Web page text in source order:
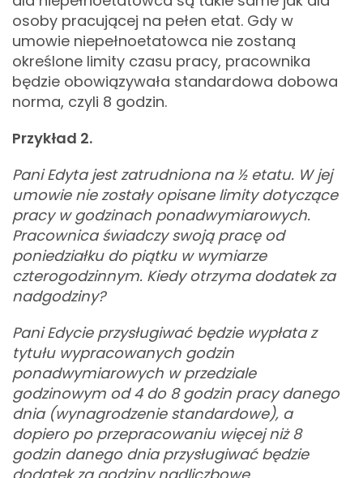
osoby pracującej na pełen etat. Gdy w
umowie niepełnoetatowca nie zostaną
określone limity czasu pracy, pracownika
będzie obowiązywała standardowa dobowa
norma, czyli 8 godzin.
Przykład 2.
Pani Edyta jest zatrudniona na ½ etatu. W jej
umowie nie zostały opisane limity dotyczące
pracy w godzinach ponadwymiarowych.
Pracownica świadczy swoją pracę od
poniedziałku do piątku w wymiarze
czterogodzinnym. Kiedy otrzyma dodatek za
nadgodziny?
Pani Edycie przysługiwać będzie wypłata z
tytułu wypracowanych godzin
ponadwymiarowych w przedziale
godzinowym od 4 do 8 godzin pracy danego
dnia (wynagrodzenie standardowe), a
dopiero po przepracowaniu więcej niż 8
godzin danego dnia przysługiwać będzie